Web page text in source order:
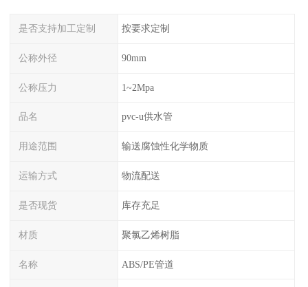
是否支持加工定制 按要求定制
公称外径 90mm
公称压力 1~2Mpa
品名 pvc-u供水管
用途范围 输送腐蚀性化学物质
运输方式 物流配送
是否现货 库存充足
材质 聚氯乙烯树脂
名称 ABS/PE管道